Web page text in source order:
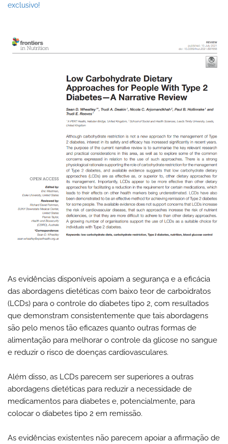
exclusivo!
As evidências disponíveis apoiam a segurança e a eficácia
das abordagens dietéticas com baixo teor de carboidratos
(LCDs) para o controle do diabetes tipo 2, com resultados
que demonstram consistentemente que tais abordagens
são pelo menos tão eficazes quanto outras formas de
alimentação para melhorar o controle da glicose no sangue
e reduzir o risco de doenças cardiovasculares.
Além disso, as LCDs parecem ser superiores a outras
abordagens dietéticas para reduzir a necessidade de
medicamentos para diabetes e, potencialmente, para
colocar o diabetes tipo 2 em remissão.
As evidências existentes não parecem apoiar a afirmação de